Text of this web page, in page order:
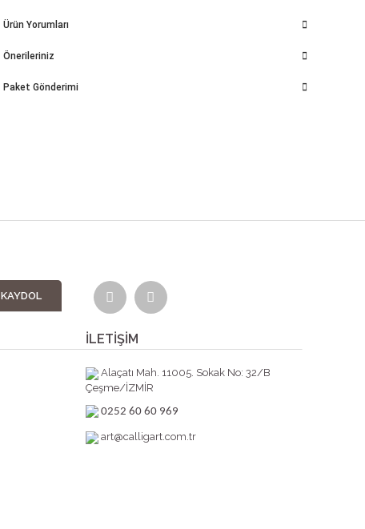
Ürün Yorumları
Önerileriniz
Paket Gönderimi
KAYDOL
İLETİŞİM
Alaçatı Mah. 11005. Sokak No: 32/B
Çeşme/İZMİR
0252 60 60 969
art@calligart.com.tr